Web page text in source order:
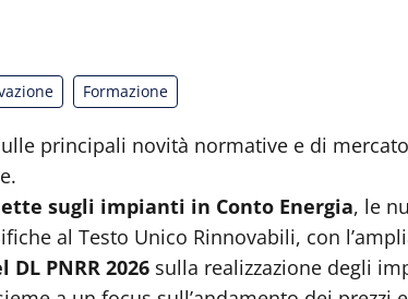
Formazione
principali novità normative e di
sugli impianti in Conto Energia, le
al Testo Unico Rinnovabili, con
PNRR 2026 sulla realizzazione degli